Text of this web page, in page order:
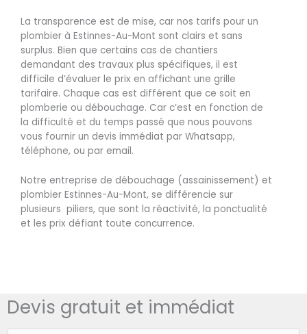
La transparence est de mise, car nos tarifs pour un
plombier à Estinnes-Au-Mont sont clairs et sans
surplus. Bien que certains cas de chantiers
demandant des travaux plus spécifiques, il est
difficile d’évaluer le prix en affichant une grille
tarifaire. Chaque cas est différent que ce soit en
plomberie ou débouchage. Car c’est en fonction de
la difficulté et du temps passé que nous pouvons
vous fournir un devis immédiat par Whatsapp,
téléphone, ou par email.
Notre entreprise de débouchage (assainissement) et
plombier Estinnes-Au-Mont, se différencie sur
plusieurs piliers, que sont la réactivité, la ponctualité
et les prix défiant toute concurrence.
Devis gratuit et immédiat